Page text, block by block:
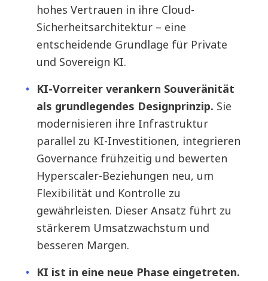
hohes Vertrauen in ihre Cloud-
Sicherheitsarchitektur – eine
entscheidende Grundlage für Private
und Sovereign KI.
KI-Vorreiter verankern Souveränität
als grundlegendes Designprinzip. Sie
modernisieren ihre Infrastruktur
parallel zu KI-Investitionen, integrieren
Governance frühzeitig und bewerten
Hyperscaler-Beziehungen neu, um
Flexibilität und Kontrolle zu
gewährleisten. Dieser Ansatz führt zu
stärkerem Umsatzwachstum und
besseren Margen.
KI ist in eine neue Phase eingetreten.